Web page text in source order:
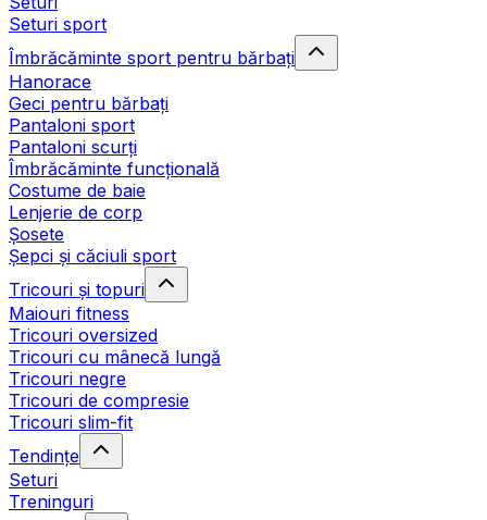
Seturi sport
Îmbrăcăminte sport pentru bărbați
Hanorace
Geci pentru bărbați
Pantaloni sport
Pantaloni scurți
Îmbrăcăminte funcțională
Costume de baie
Lenjerie de corp
Șosete
Șepci și căciuli sport
Tricouri și topuri
Maiouri fitness
Tricouri oversized
Tricouri cu mânecă lungă
Tricouri negre
Tricouri de compresie
Tricouri slim-fit
Tendințe
Seturi
Treninguri